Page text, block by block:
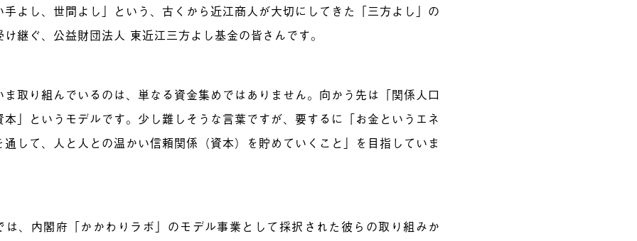
手よし、世間よし」という、古くから近江商人が大切にしてきた「三方よし」の
け継ぐ、公益財団法人 東近江三方よし基金の皆さんです。
ま取り組んでいるのは、単なる資金集めではありません。向かう先は「関係人口
」というモデルです。少し難しそうな言葉ですが、要するに「お金というエネ
通して、人と人との温かい信頼関係（資本）を貯めていくこと」を目指していま
は、内閣府「かかわりラボ」のモデル事業として採択された彼らの取り組みか